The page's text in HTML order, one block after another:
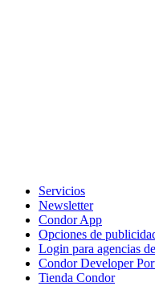
Servicios
Newsletter
Condor App
Opciones de
Login para agencias
Condor Developer
Tienda Condor